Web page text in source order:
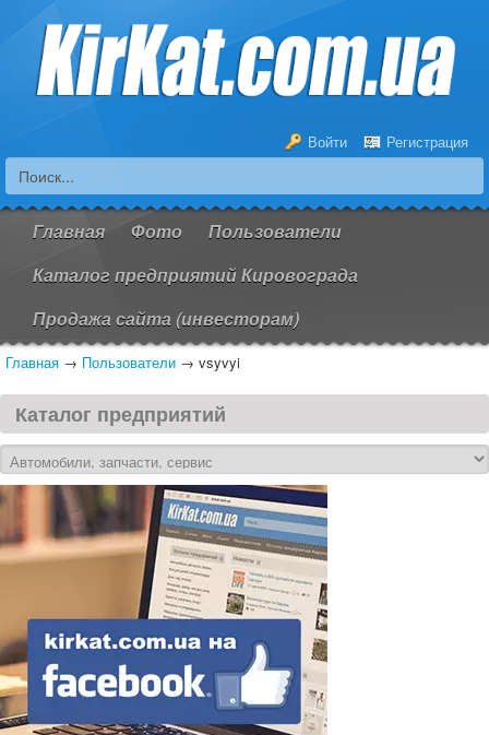
Войти Регистрация
Главная Фото
Пользователи
Каталог предприятий Кировограда
Продажа сайта (инвесторам)
Главная → Пользователи → vsyvyi
Каталог предприятий